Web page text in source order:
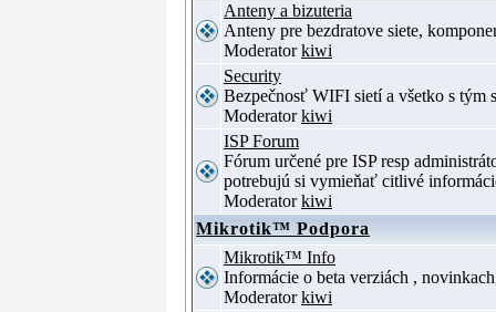
Anteny a bizuteria
Anteny pre bezdratove siete,
Moderatorkiwi
Security
Bezpečnosť WIFI sietí a všetko s tým
Moderatorkiwi
ISP Forum
Fórum určené pre ISP resp
potrebujú si vymieňať citlivé
Moderatorkiwi
Mikrotik™ Podpora
Mikrotik™ Info
Informácie o beta verziách ,
Moderatorkiwi